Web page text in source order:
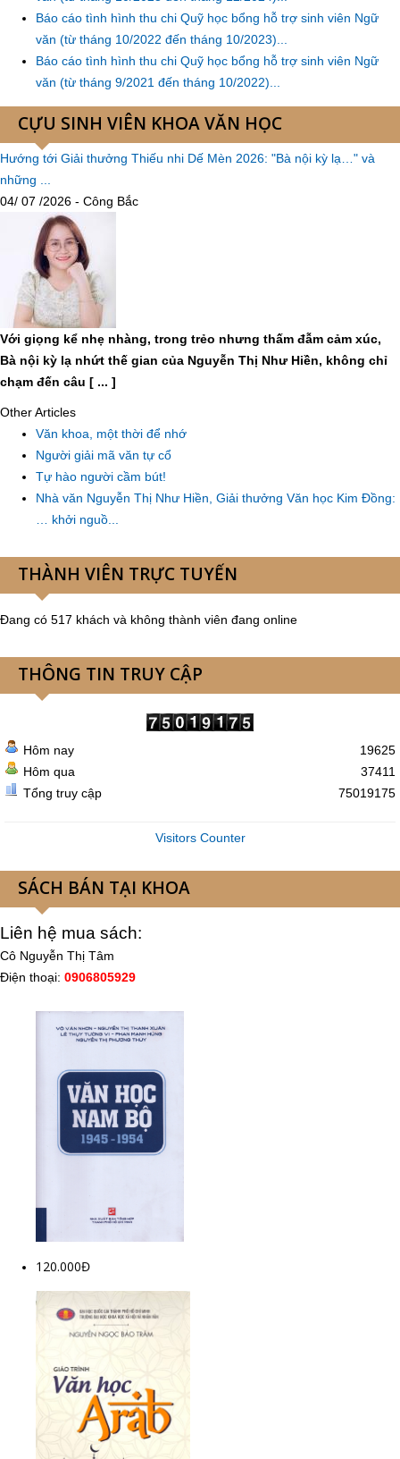
Báo cáo tình hình thu chi Quỹ học bổng hỗ trợ sinh viên Ngữ
văn (từ tháng 10/2022 đến tháng 10/2023)...
Báo cáo tình hình thu chi Quỹ học bổng hỗ trợ sinh viên Ngữ
văn (từ tháng 9/2021 đến tháng 10/2022)...
CỰU SINH VIÊN KHOA VĂN HỌC
Hướng tới Giải thưởng Thiếu nhi Dế Mèn 2026: "Bà nội kỳ lạ…" và
những ...
04/ 07 /2026 - Công Bắc
Với giọng kể nhẹ nhàng, trong trẻo nhưng thấm đẫm cảm xúc,
Bà nội kỳ lạ nhứt thế gian của Nguyễn Thị Như Hiền, không chỉ
chạm đến câu [ ... ]
Other Articles
Văn khoa, một thời để nhớ
Người giải mã văn tự cổ
Tự hào người cầm bút!
Nhà văn Nguyễn Thị Như Hiền, Giải thưởng Văn học Kim Đồng:
… khởi nguồ...
THÀNH VIÊN TRỰC TUYẾN
Đang có 517 khách và không thành viên đang online
THÔNG TIN TRUY CẬP
Hôm nay
Hôm qua
Tổng truy cập
19625
37411
75019175
Visitors Counter
SÁCH BÁN TẠI KHOA
Liên hệ mua sách:
Cô Nguyễn Thị Tâm
Điện thoại: 0906805929
120.000Đ